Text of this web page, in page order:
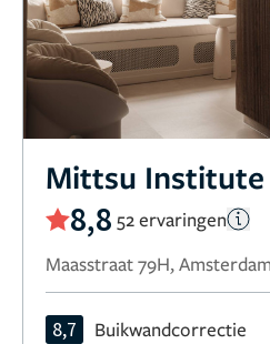
Mittsu Institute
8,8 52 ervaringen
Maasstraat 79H, Amsterdam
8,7 Buikwandcorrectie